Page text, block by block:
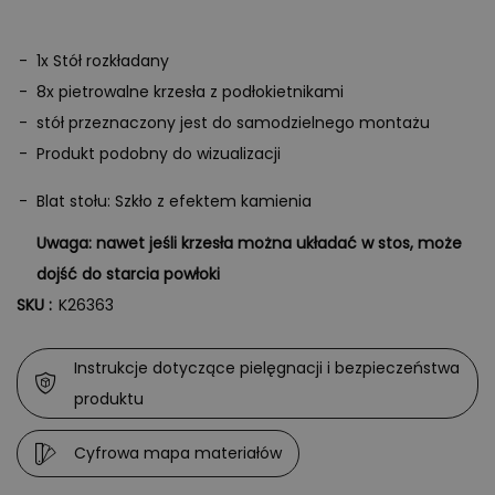
1x Stół rozkładany
8x pietrowalne krzesła z podłokietnikami
stół przeznaczony jest do samodzielnego montażu
Produkt podobny do wizualizacji
Blat stołu: Szkło z efektem kamienia
Uwaga: nawet jeśli krzesła można układać w stos, może
dojść do starcia powłoki
SKU : K26363
Instrukcje dotyczące pielęgnacji i bezpieczeństwa
produktu
Cyfrowa mapa materiałów